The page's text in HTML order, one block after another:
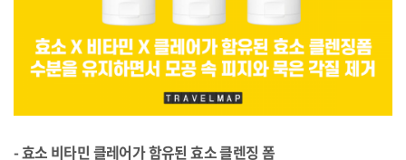
- 효소 비타민 클레어가 함유된 효소 클렌징 폼